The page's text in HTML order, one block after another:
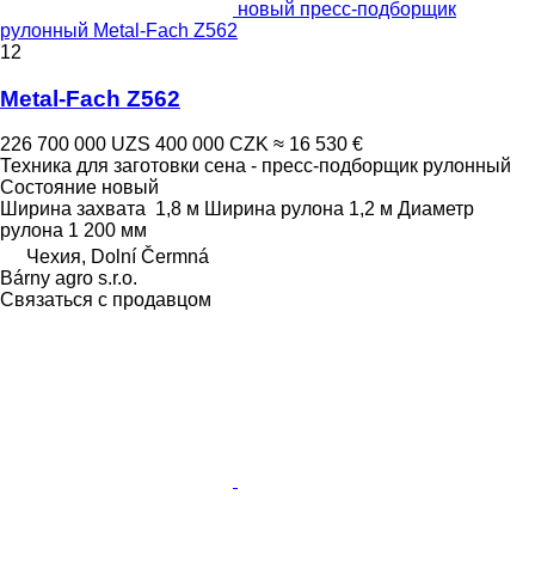
новый пресс-подборщик
рулонный Metal-Fach Z562
12
Metal-Fach Z562
226 700 000 UZS 400 000 CZK ≈ 16 530 €
Техника для заготовки сена - пресс-подборщик рулонный
Состояние новый
Ширина захвата 1,8 м Ширина рулона 1,2 м Диаметр
рулона 1 200 мм
Чехия, Dolní Čermná
Bárny agro s.r.o.
Связаться с продавцом